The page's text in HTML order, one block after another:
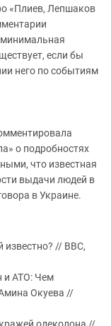
«Плиев, Лепшаков
минимальная
если бы
него по событиям
о подробностях
что известная
выдачи людей в
в Украине.
// BBC,
и АТО: Чем
Окуева //